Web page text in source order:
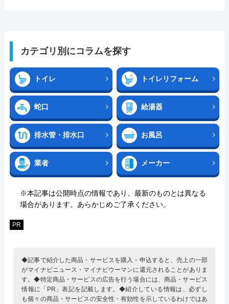
カテゴリ別にコラムを探す
トイレ トイレリフォーム
蛇口 給湯器
排水管・排水口 お風呂
業者 メーカー
※本記事は公開時点の情報であり、最新のものとは異なる
場合があります。あらかじめご了承ください。
PR
◆記事で紹介した商品・サービスを購入・申込すると、売上の一部
がマイナビニュース・マイナビウーマンに還元されることがありま
す。◆特定商品・サービスの広告を行う場合には、商品・サービス
情報に「PR」表記を記載します。◆紹介している情報は、必ずし
も個々の商品・サービスの安全性・有効性を示しているわけではあ